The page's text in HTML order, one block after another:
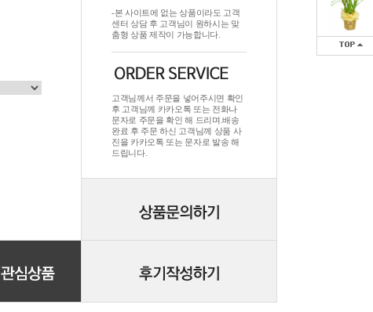
-본 사이트에 없는 상품이라도 고객
센터 상담 후 고객님이 원하시는 맞
춤형 상품 제작이 가능합니다.
고객님께서 주문을 넣어주시면 확인
후 고객님께 카카오톡 또는 전화나
문자로 주문을 확인 해 드리며.배송
완료 후 주문 하신 고객님께 상품 사
진을 카카오톡 또는 문자로 발송 해
드립니다.